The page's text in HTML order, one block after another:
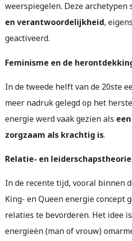
weerspiegelen. Deze archetypen
en verantwoordelijkheid,
geactiveerd.
Feminisme en de
In de tweede helft van de 20ste
meer nadruk gelegd op het
energie werd vaak gezien als
zorgzaam als krachtig is.
Relatie- en
In de recente tijd, vooral binnen
King- en Queen energie concept
relaties te bevorderen. Het idee
energieën (man of vrouw)